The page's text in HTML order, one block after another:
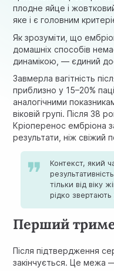
плодне яйце і
яке і є головним
Як зрозуміти, що
домашніх способів
динамікою, — єдиний
Завмерла вагітність
приблизно у 15–20%
аналогічними
віковій групі. Після 38
Кріоперенос ембріона
результати, ніж свіжий
Контекст, який
тільки від віку
рідко звертають
Перший
Після підтвердження
закінчується. Це межа